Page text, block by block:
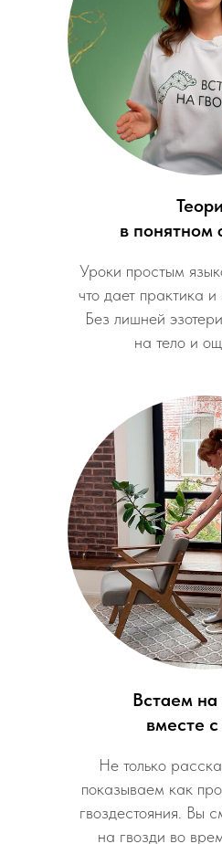
в понятном
Уроки простым
что дает практика
Без лишней
на тело и
Встаем на
вместе
Не только
показываем как
гвоздестояния. Вы
на гвозди во